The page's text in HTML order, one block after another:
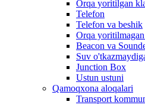
Orqa yoritilgan
Telefon
Telefon va beshik
Orqa
Beacon va
Suv
Junction Box
Ustun ustuni
Qamoqxona aloqalari
Transport